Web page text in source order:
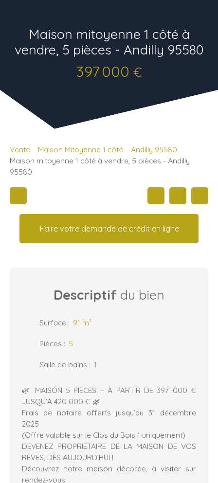
Maison mitoyenne 1 côté à
vendre, 5 pièces - Andilly 95580
397 000 €
Vente Maison Mitoyenne 1 côté
Andilly 95580
Maison mitoyenne 1 côté à vendre, 5 pièces - Andilly
95580
Faire votre demande de crédit en ligne
Descriptif du bien
Surface : 91 m²
Pièces : 5
Salle de bains : 1
🌿 MAISON 5 PIÈCES – À PARTIR DE 397 000 €
JUSQU’À 420 000 € 🌿
Frais de notaire offerts jusqu’au 31 décembre
2025
(Offre valable sur le Clos du Bois 1 uniquement)
DEVENEZ PROPRIÉTAIRE DE LA MAISON DE VOS
RÊVES, DÈS AUJOURD’HUI !
Découvrez notre maison décorée, à visiter sur
rendez-vous.